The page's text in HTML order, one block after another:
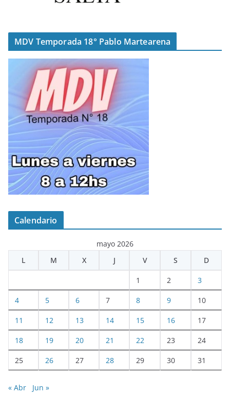
MDV Temporada 18° Pablo Martearena
Calendario
mayo 2026
L
M X J V S D
1 2 3
4 5 6 7 8 9 10
11 12 13 14 15 16 17
18 19 20 21 22 23 24
25 26 27 28 29 30 31
« Abr Jun »